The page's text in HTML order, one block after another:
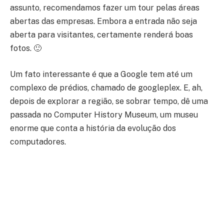
assunto, recomendamos fazer um tour pelas áreas
abertas das empresas. Embora a entrada não seja
aberta para visitantes, certamente renderá boas
fotos. 🙂
Um fato interessante é que a Google tem até um
complexo de prédios, chamado de googleplex. E, ah,
depois de explorar a região, se sobrar tempo, dê uma
passada no Computer History Museum, um museu
enorme que conta a história da evolução dos
computadores.